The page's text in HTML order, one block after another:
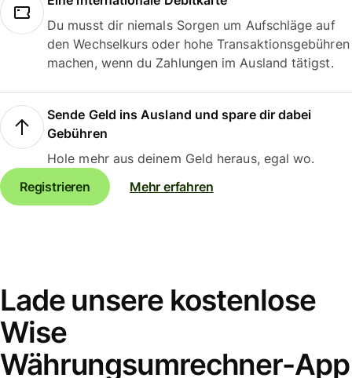
Du musst dir niemals Sorgen um Aufschläge auf
den Wechselkurs oder hohe Transaktionsgebühren
machen, wenn du Zahlungen im Ausland tätigst.
Sende Geld ins Ausland und spare dir dabei
Gebühren
Hole mehr aus deinem Geld heraus, egal wo.
Registrieren
Mehr erfahren
Lade unsere kostenlose
Wise
Währungsumrechner-App